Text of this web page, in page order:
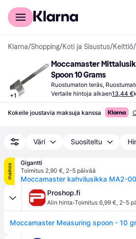
Kuluttajille
Klarna/Shopping/Koti ja Sisustus/Keittiö/
+1
Moccamaster
Spoon 10 Grams
Ruostumaton teräs,
Vertaile hintoja alkaen13,44 €
Kokeile joustavia maksuja kanssa
Väri Suositeltu
mainos
Gigantti
Toimitus 2,90 €, 2-5 päivää
Proshop.fi
Alin hinta·Toimitus 6,99 €, 2-5
Moccamaster Measuring spoon - 10